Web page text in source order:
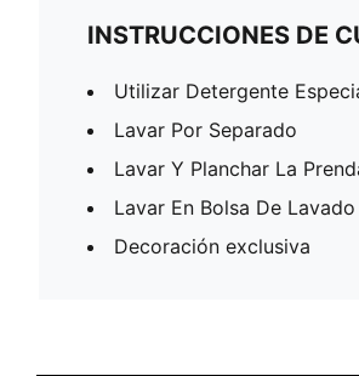
INSTRUCCIONES DE
Utilizar Detergente
Lavar Por Separado
Lavar Y Planchar La
Lavar En Bolsa De Lavado
Decoración exclusiva